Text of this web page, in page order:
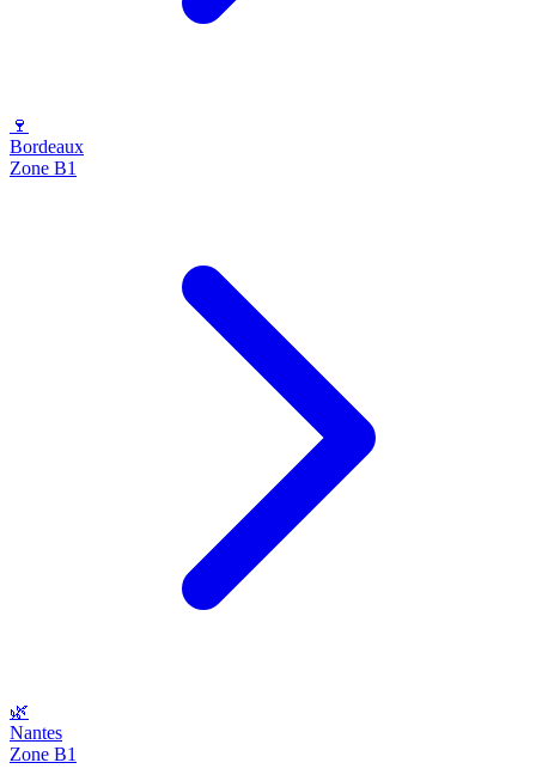
🍷
Bordeaux
Zone B1
🌿
Nantes
Zone B1